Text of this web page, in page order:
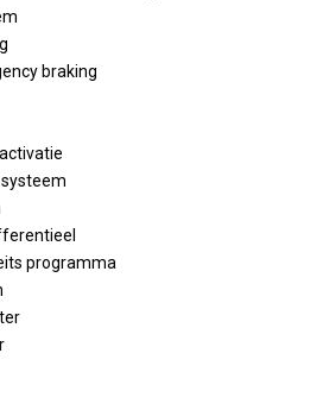
braking
programma